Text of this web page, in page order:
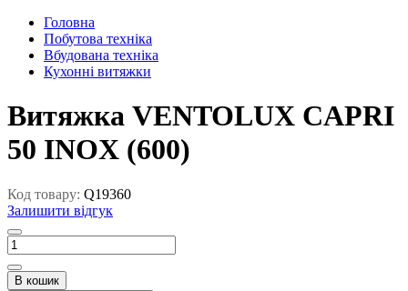
Головна
Побутова техніка
Вбудована техніка
Кухонні витяжки
Витяжка VENTOLUX CAPRI
50 INOX (600)
Код товару: Q19360
Залишити відгук
В кошик